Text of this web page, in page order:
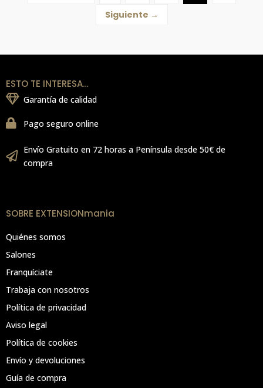
Siguiente →
ESTO TE INTERESA…
Garantía de calidad
Pago seguro online
Envío Gratuito en 72 horas a Península desde 50€ de
compra
SOBRE EXTENSIONmania
Quiénes somos
Salones
Franquíciate
Trabaja con nosotros
Política de privacidad
Aviso legal
Política de cookies
Envío y devoluciones
Guía de compra